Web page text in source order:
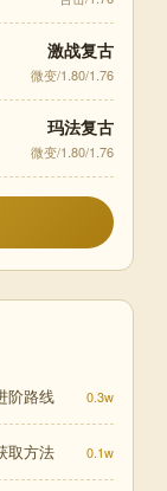
激战复古
微变/1.80/1.76
玛法复古
微变/1.80/1.76
阶路线 0.3w
取方法 0.1w